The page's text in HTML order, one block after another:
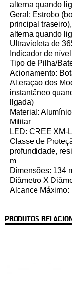
alterna quando
Geral: Estrobo
principal
alterna quando
Ultravioleta de
Indicador de
Tipo de Pilha/
Acionamento:
Alteração dos
instantâneo
ligada)
Material:
Militar
LED: CREE XM-
Classe de
profundidade,
m
Dimensões: 134
Diâmetro X
Alcance Máximo:
PRODUTOS